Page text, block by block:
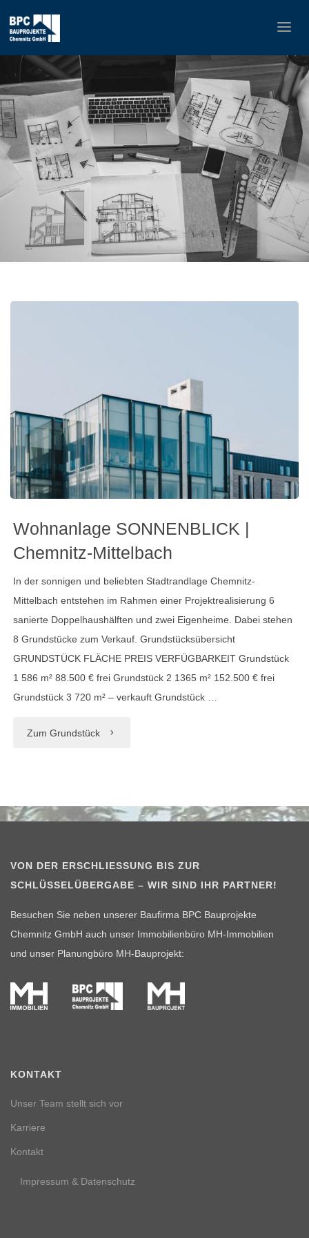
Wohnanlage SONNENBLICK |
Chemnitz-Mittelbach
In der sonnigen und beliebten Stadtrandlage Chemnitz-
Mittelbach entstehen im Rahmen einer Projektrealisierung 6
sanierte Doppelhaushälften und zwei Eigenheime. Dabei stehen
8 Grundstücke zum Verkauf. Grundstücksübersicht
GRUNDSTÜCK FLÄCHE PREIS VERFÜGBARKEIT Grundstück
1 586 m² 88.500 € frei Grundstück 2 1365 m² 152.500 € frei
Grundstück 3 720 m² – verkauft Grundstück …
Zum Grundstück "Wohnanlage
Chemnitz-
VON DER ERSCHLIESSUNG BIS ZUR S
CHLÜSSELÜBERGABE – WIR SIND IHR PARTNER!
Besuchen Sie neben unserer Baufirma BPC Bauprojekte
Chemnitz GmbH auch unser Immobilienbüro MH-Immobilien
und unser Planungbüro MH-Bauprojekt:
KONTAKT
Unser Team stellt sich vor
Karriere
Kontakt
Impressum & Datenschutz